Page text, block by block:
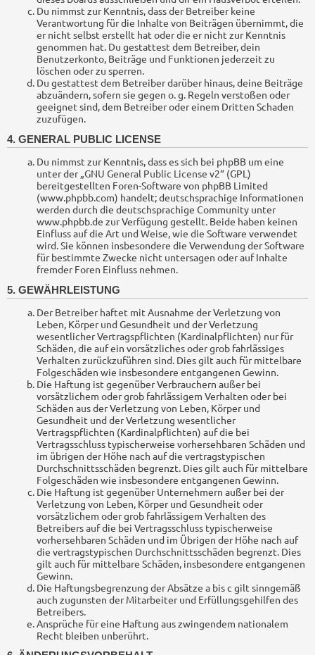
Du nimmst zur Kenntnis, dass der Betreiber keine
Verantwortung für die Inhalte von Beiträgen übernimmt, die
er nicht selbst erstellt hat oder die er nicht zur Kenntnis
genommen hat. Du gestattest dem Betreiber, dein
Benutzerkonto, Beiträge und Funktionen jederzeit zu
löschen oder zu sperren.
Du gestattest dem Betreiber darüber hinaus, deine Beiträge
abzuändern, sofern sie gegen o. g. Regeln verstoßen oder
geeignet sind, dem Betreiber oder einem Dritten Schaden
zuzufügen.
4. GENERAL PUBLIC LICENSE
Du nimmst zur Kenntnis, dass es sich bei phpBB um eine
unter der „GNU General Public License v2“ (GPL)
bereitgestellten Foren-Software von phpBB Limited
(www.phpbb.com) handelt; deutschsprachige Informationen
werden durch die deutschsprachige Community unter
www.phpbb.de zur Verfügung gestellt. Beide haben keinen
Einfluss auf die Art und Weise, wie die Software verwendet
wird. Sie können insbesondere die Verwendung der Software
für bestimmte Zwecke nicht untersagen oder auf Inhalte
fremder Foren Einfluss nehmen.
5. GEWÄHRLEISTUNG
Der Betreiber haftet mit Ausnahme der Verletzung von
Leben, Körper und Gesundheit und der Verletzung
wesentlicher Vertragspflichten (Kardinalpflichten) nur für
Schäden, die auf ein vorsätzliches oder grob fahrlässiges
Verhalten zurückzuführen sind. Dies gilt auch für mittelbare
Folgeschäden wie insbesondere entgangenen Gewinn.
Die Haftung ist gegenüber Verbrauchern außer bei
vorsätzlichem oder grob fahrlässigem Verhalten oder bei
Schäden aus der Verletzung von Leben, Körper und
Gesundheit und der Verletzung wesentlicher
Vertragspflichten (Kardinalpflichten) auf die bei
Vertragsschluss typischerweise vorhersehbaren Schäden und
im übrigen der Höhe nach auf die vertragstypischen
Durchschnittsschäden begrenzt. Dies gilt auch für mittelbare
Folgeschäden wie insbesondere entgangenen Gewinn.
Die Haftung ist gegenüber Unternehmern außer bei der
Verletzung von Leben, Körper und Gesundheit oder
vorsätzlichem oder grob fahrlässigem Verhalten des
Betreibers auf die bei Vertragsschluss typischerweise
vorhersehbaren Schäden und im Übrigen der Höhe nach auf
die vertragstypischen Durchschnittsschäden begrenzt. Dies
gilt auch für mittelbare Schäden, insbesondere entgangenen
Gewinn.
Die Haftungsbegrenzung der Absätze a bis c gilt sinngemäß
auch zugunsten der Mitarbeiter und Erfüllungsgehilfen des
Betreibers.
Ansprüche für eine Haftung aus zwingendem nationalem
Recht bleiben unberührt.